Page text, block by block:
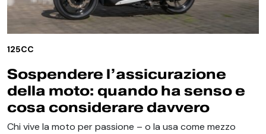
125CC
Sospendere l’assicurazione
della moto: quando ha senso e
cosa considerare davvero
Chi vive la moto per passione – o la usa come mezzo